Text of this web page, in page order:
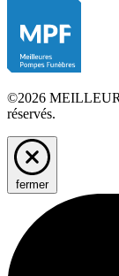
©2026
réservés.
fermer